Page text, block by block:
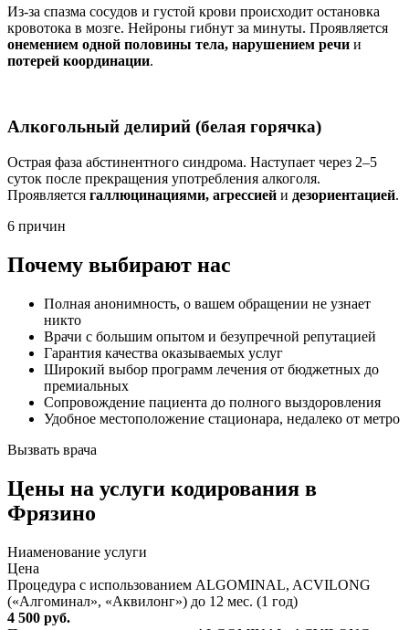
Из-за спазма сосудов и густой крови происходит остановка
кровотока в мозге. Нейроны гибнут за минуты. Проявляется
онемением одной половины тела, нарушением речи и
потерей координации.
Алкогольный делирий (белая горячка)
Острая фаза абстинентного синдрома. Наступает через 2–5
суток после прекращения употребления алкоголя.
Проявляется галлюцинациями, агрессией и дезориентацией.
6 причин
Почему выбирают нас
Полная анонимность, о вашем обращении не узнает
никто
Врачи с большим опытом и безупречной репутацией
Гарантия качества оказываемых услуг
Широкий выбор программ лечения от бюджетных до
премиальных
Сопровождение пациента до полного выздоровления
Удобное местоположение стационара, недалеко от метро
Вызвать врача
Цены на услуги кодирования в
Фрязино
Ниaменование услуги
Цена
Процедура с использованием ALGOMINAL, ACVILONG
(«Алгоминал», «Аквилонг») до 12 мес. (1 год)
4 500 руб.